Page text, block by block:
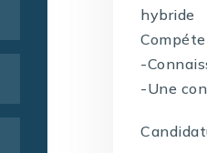
hybride
-
-Une